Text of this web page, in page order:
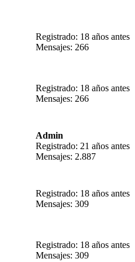
Registrado: 18 años antes
Mensajes: 266
Registrado: 18 años antes
Mensajes: 266
Admin
Registrado: 21 años antes
Mensajes: 2.887
Registrado: 18 años antes
Mensajes: 309
Registrado: 18 años antes
Mensajes: 309